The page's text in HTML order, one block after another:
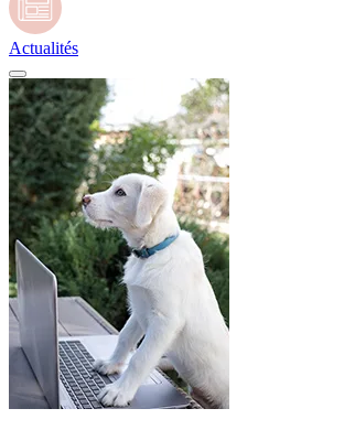
Actualités